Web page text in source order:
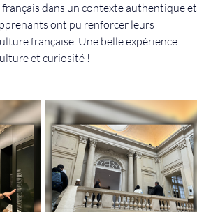
dans un contexte authentique et
ont pu renforcer leurs
française. Une belle expérience
et curiosité !